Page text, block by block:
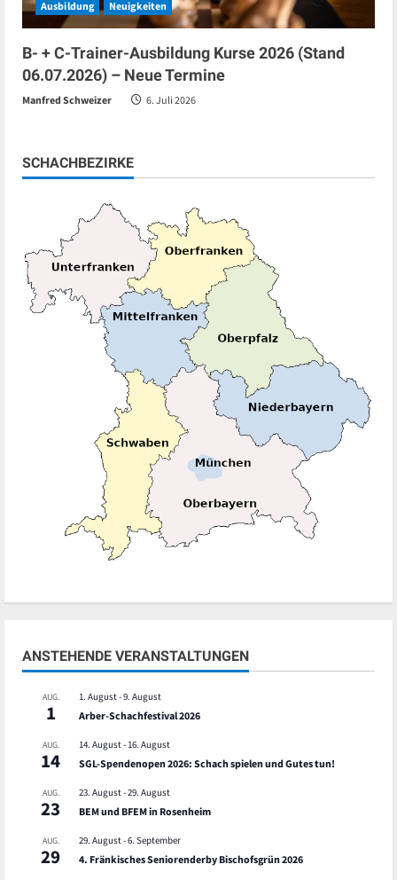
Ausbildung Neuigkeiten
B- + C-Trainer-Ausbildung Kurse 2026 (Stand
06.07.2026) – Neue Termine
Manfred Schweizer 6. Juli 2026
SCHACHBEZIRKE
ANSTEHENDE VERANSTALTUNGEN
AUG.
1
1. August-9. August
Arber-Schachfestival 2026
AUG.
14
14. August- 16. August
SGL-Spendenopen 2026: Schach spielen und Gutes tun!
AUG.
23
23. August-29. August
BEM und BFEM in Rosenheim
AUG.
29
29. August-6. September
4. Fränkisches Seniorenderby Bischofsgrün 2026